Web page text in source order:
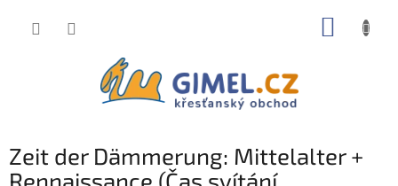
Zeit der Dämmerung: Mittelalter +